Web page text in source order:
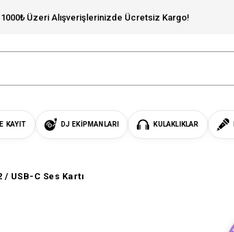
1000₺ Üzeri Alışverişlerinizde Ücretsiz Kargo!
KAYIT DJ EKIPMANLARI KULAKLIKLAR
/ USB-C Ses Kartı